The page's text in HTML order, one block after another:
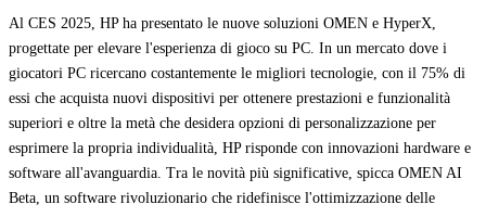
Al CES 2025, HP ha presentato le nuove soluzioni OMEN e HyperX,
progettate per elevare l'esperienza di gioco su PC. In un mercato dove i
giocatori PC ricercano costantemente le migliori tecnologie, con il 75% di
essi che acquista nuovi dispositivi per ottenere prestazioni e funzionalità
superiori e oltre la metà che desidera opzioni di personalizzazione per
esprimere la propria individualità, HP risponde con innovazioni hardware e
software all'avanguardia. Tra le novità più significative, spicca OMEN AI
Beta, un software rivoluzionario che ridefinisce l'ottimizzazione delle